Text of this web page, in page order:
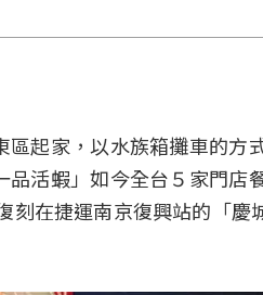
起家，以水族箱攤車的
活蝦」如今全台５家門
刻在捷運南京復興站的「